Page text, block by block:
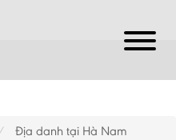
Địa danh tại Hà Nam